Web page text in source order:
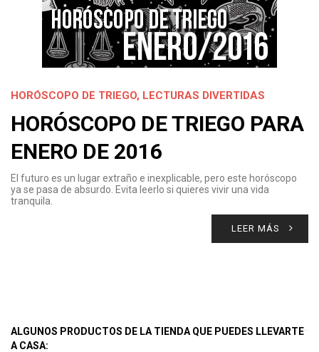
HORÓSCOPO DE TRIEGO, LECTURAS DIVERTIDAS
HORÓSCOPO DE TRIEGO PARA
ENERO DE 2016
El futuro es un lugar extraño e inexplicable, pero este horóscopo
ya se pasa de absurdo. Evita leerlo si quieres vivir una vida
tranquila.
LEER MÁS
ALGUNOS PRODUCTOS DE LA TIENDA QUE PUEDES LLEVARTE
A CASA: